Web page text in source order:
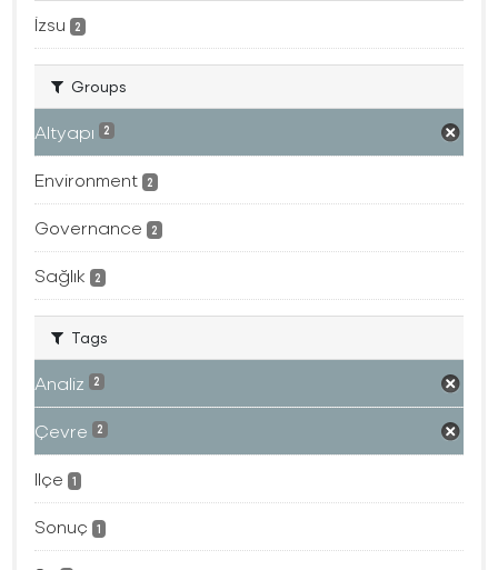
İzsu 2
Groups
Altyapı 2
Environment 2
Governance 2
Sağlık 2
Tags
Analiz 2
Çevre 2
Ilçe 1
Sonuç 1